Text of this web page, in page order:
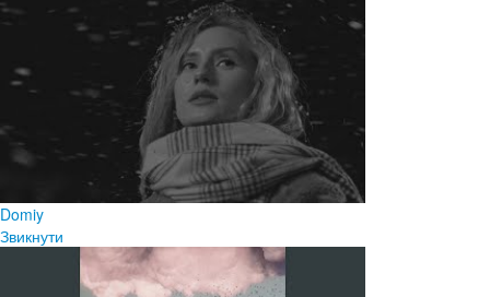
Domiy
Звикнути